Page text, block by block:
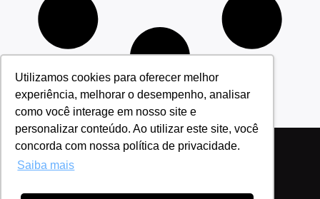
Utilizamos cookies para oferecer melhor
experiência, melhorar o desempenho, analisar
como você interage em nosso site e
personalizar conteúdo. Ao utilizar este site, você
concorda com nossa política de privacidade.
Saiba mais